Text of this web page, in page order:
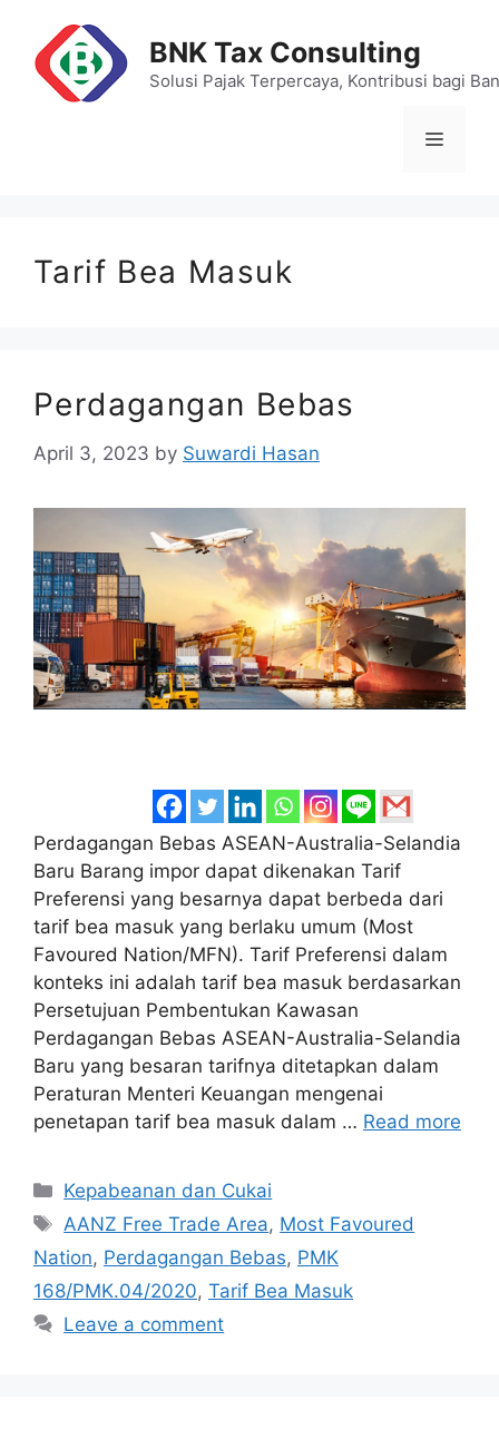
content
BNK Tax Consulting
Solusi Pajak Terpercaya, Kontribusi bagi
Menu
Tarif Bea Masuk
Perdagangan Bebas
April 3, 2023 by Suwardi Hasan
Perdagangan Bebas ASEAN-Australia-Selandia
Baru Barang impor dapat dikenakan Tarif
Preferensi yang besarnya dapat berbeda dari
tarif bea masuk yang berlaku umum (Most
Favoured Nation/MFN). Tarif Preferensi dalam
konteks ini adalah tarif bea masuk berdasarkan
Persetujuan Pembentukan Kawasan
Perdagangan Bebas ASEAN-Australia-Selandia
Baru yang besaran tarifnya ditetapkan dalam
Peraturan Menteri Keuangan mengenai
penetapan tarif bea masuk dalam … Read more
Categories
Kepabeanan dan Cukai
Tags
AANZ Free Trade Area, Most Favoured
Nation, Perdagangan Bebas, PMK
168/PMK.04/2020, Tarif Bea Masuk
Leave a comment